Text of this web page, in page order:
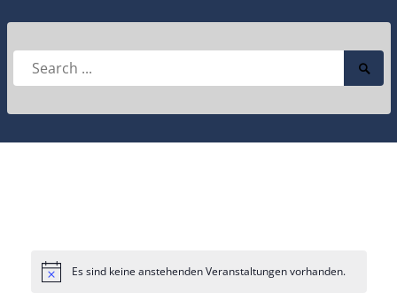
Search
HinweisEs sind keine anstehenden Veranstaltungen vorhanden.